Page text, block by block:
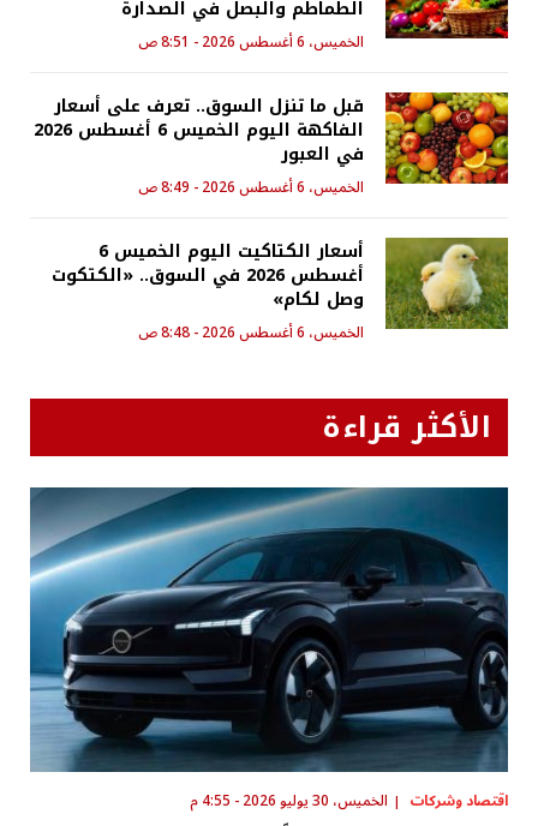
الطماطم والبصل في الصدارة
الخميس، 6 أغسطس 2026 - 8:51 ص
قبل ما تنزل السوق.. تعرف على أسعار
الفاكهة اليوم الخميس 6 أغسطس 2026
في العبور
الخميس، 6 أغسطس 2026 - 8:49 ص
أسعار الكتاكيت اليوم الخميس 6
أغسطس 2026 في السوق.. «الكتكوت
وصل لكام»
الخميس، 6 أغسطس 2026 - 8:48 ص
الأكثر قراءة
اقتصاد وشركات الخميس، 30 يوليو 2026 - 4:55 م